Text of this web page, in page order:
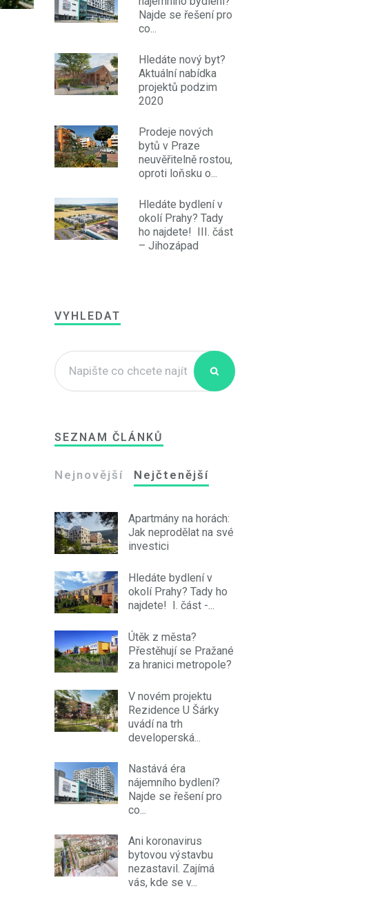
Najde se řešení pro
co...
Hledáte nový byt?
Aktuální nabídka
projektů podzim
2020
Prodeje nových
bytů v Praze
neuvěřitelně rostou,
oproti loňsku o...
Hledáte bydlení v
okolí Prahy? Tady
ho najdete! III. část
– Jihozápad
VYHLEDAT
SEZNAM ČLÁNKŮ
Nejnovější Nejčtenější
Apartmány na horách:
Jak neprodělat na své
investici
Hledáte bydlení v
okolí Prahy? Tady ho
najdete! I. část -...
Útěk z města?
Přestěhují se Pražané
za hranici metropole?
V novém projektu
Rezidence U Šárky
uvádí na trh
developerská...
Nastává éra
nájemního bydlení?
Najde se řešení pro
co...
Ani koronavirus
bytovou výstavbu
nezastavil. Zajímá
vás, kde se v...